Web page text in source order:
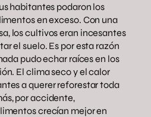
habitantes podaron los
en exceso. Con una
los cultivos eran incesantes
el suelo. Es por esta razón
pudo echar raíces en los
El clima seco y el calor
a querer reforestar toda
por accidente,
crecían mejor en